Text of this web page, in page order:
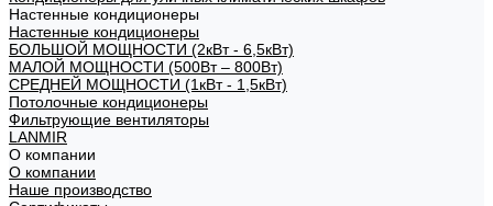
Настенные кондиционеры
Настенные кондиционеры
БОЛЬШОЙ МОЩНОСТИ (2кВт - 6,5кВт)
МАЛОЙ МОЩНОСТИ (500Вт – 800Вт)
СРЕДНЕЙ МОЩНОСТИ (1кВт - 1,5кВт)
Потолочные кондиционеры
Фильтрующие вентиляторы
LANMIR
О компании
О компании
Наше производство